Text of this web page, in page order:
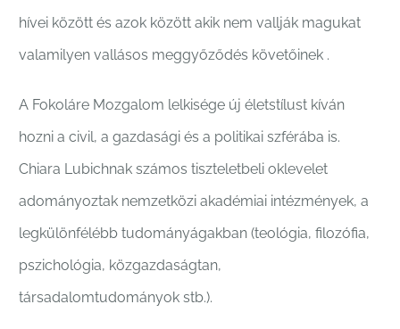
hívei között és azok között akik nem vallják magukat
valamilyen vallásos meggyőződés követőinek .
A Fokoláre Mozgalom lelkisége új életstílust kíván
hozni a civil, a gazdasági és a politikai szférába is.
Chiara Lubichnak számos tiszteletbeli oklevelet
adományoztak nemzetközi akadémiai intézmények, a
legkülönfélébb tudományágakban (teológia, filozófia,
pszichológia, közgazdaságtan,
társadalomtudományok stb.).